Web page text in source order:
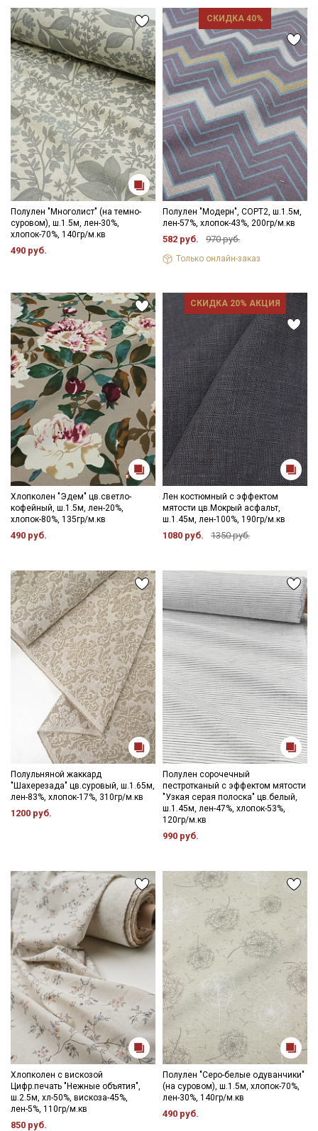
Полулен "Многолист" (на темно-
суровом), ш.1.5м, лен-30%,
хлопок-70%, 140гр/м.кв
490 руб.
СКИДКА 40%
Полулен "Модерн", СОРТ2, ш.1.5м,
лен-57%, хлопок-43%, 200гр/м.кв
582 руб. 970 руб.
Только онлайн-заказ
Хлопколен "Эдем" цв.светло-
кофейный, ш.1.5м, лен-20%,
хлопок-80%, 135гр/м.кв
490 руб.
СКИДКА 20% АКЦИЯ
Лен костюмный с эффектом
мятости цв.Мокрый асфальт,
ш.1.45м, лен-100%, 190гр/м.кв
1080 руб. 1350 руб.
Полульняной жаккард
"Шахерезада" цв.суровый, ш.1.65м,
лен-83%, хлопок-17%, 310гр/м.кв
1200 руб.
Полулен сорочечный
пестротканый с эффектом мятости
"Узкая серая полоска" цв.белый,
ш.1.45м, лен-47%, хлопок-53%,
120гр/м.кв
990 руб.
Хлопколен с вискозой
Цифр.печать "Нежные объятия",
ш.2.5м, хл-50%, вискоза-45%,
лен-5%, 110гр/м.кв
850 руб.
Полулен "Серо-белые одуванчики"
(на суровом), ш.1.5м, хлопок-70%,
лен-30%, 140гр/м.кв
490 руб.
Секретная рассылка от Купава
Мы публикуем здесь дополнительные
промокоды и скидки до 30% на узкие
категории тканей
Электронная почта
Подписаться
Ознакомлен(а) с Политикой обработки персональных
данныхи даюСогласие на обработку персональных
данных
Даю
Согласие на получение рекламных и